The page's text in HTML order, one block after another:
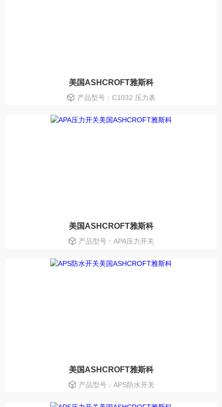
美国ASHCROFT雅斯科
产品型号：C1032 压力表
美国ASHCROFT雅斯科
产品型号：APA压力开关
美国ASHCROFT雅斯科
产品型号：APS防水开关